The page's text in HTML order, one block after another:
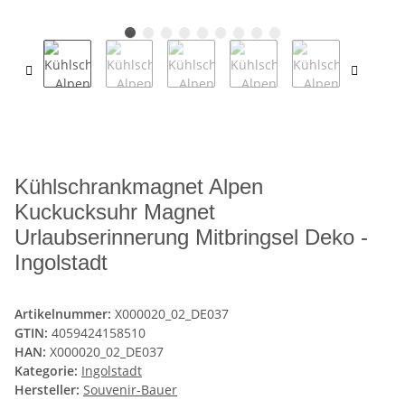
Kühlschrankmagnet Alpen
Kuckucksuhr Magnet
Urlaubserinnerung Mitbringsel Deko -
Ingolstadt
Artikelnummer: X000020_02_DE037
GTIN: 4059424158510
HAN: X000020_02_DE037
Kategorie: Ingolstadt
Hersteller: Souvenir-Bauer